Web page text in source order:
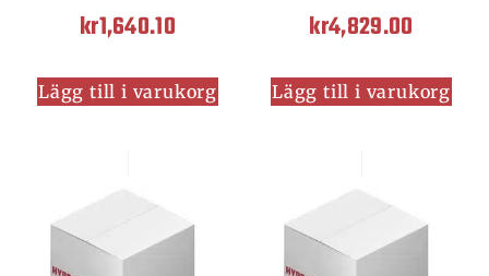
kr1,640.10
Lägg till i varukorg
kr4,829.00
Lägg till i varukorg